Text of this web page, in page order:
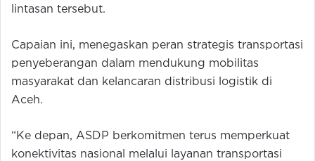
lintasan tersebut.
Capaian ini, menegaskan peran strategis transportasi
penyeberangan dalam mendukung mobilitas
masyarakat dan kelancaran distribusi logistik di
Aceh.
“Ke depan, ASDP berkomitmen terus memperkuat
konektivitas nasional melalui layanan transportasi